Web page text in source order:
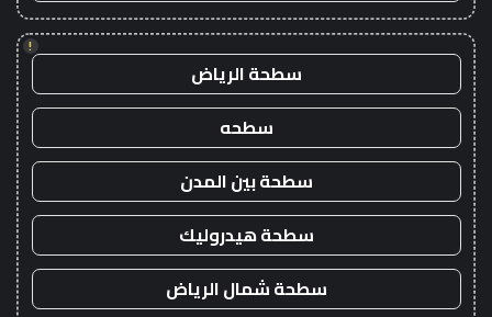
!
سطحة الرياض
سطحه
سطحة بين المدن
سطحة هيدروليك
سطحة شمال الرياض